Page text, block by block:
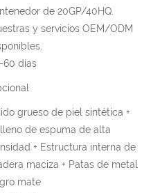
de 20GP/40HQ.
y servicios OEM/ODM
60 días
grueso de piel sintética +
de espuma de alta
+ Estructura interna de
maciza + Patas de metal
mate